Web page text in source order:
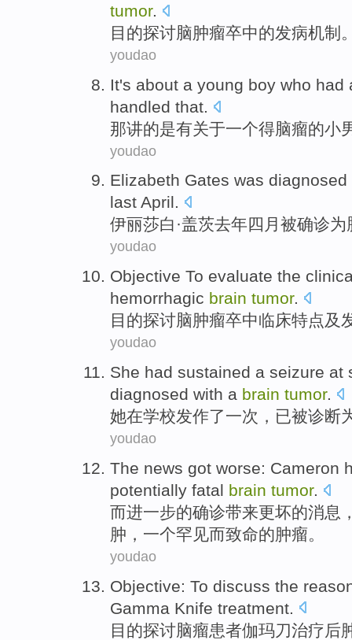
tumor.
目的探讨脑肿瘤卒中的发病机制
youdao
It's about a young boy who had
handled that.
那讲的是有关于一个得脑瘤的小
youdao
Elizabeth Gates was diagnosed
last April.
伊丽莎白 ·盖茨去年四月 被确诊为
youdao
Objective To evaluate the
hemorrhagic brain tumor.
目的探讨脑肿瘤卒中临床特点及
youdao
She had sustained a seizure at
diagnosed with a brain tumor.
她在学校发作了一次 ， 已被诊断
youdao
The news got worse: Cameron
potentially fatal brain tumor.
而进一步的确诊带来更坏的消息
肿， 一个罕见而致命的肿瘤。
youdao
Objective: To discuss the
Gamma Knife treatment
目的探讨脑瘤患者伽玛刀治疗后